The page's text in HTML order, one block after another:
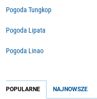
Pogoda Tungkop
Pogoda Lipata
Pogoda Linao
POPULARNE NAJNOWSZE